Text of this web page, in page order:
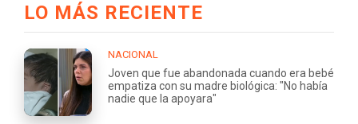
LO MÁS RECIENTE
NACIONAL
Joven que fue abandonada cuando era bebé
empatiza con su madre biológica: "No había
nadie que la apoyara"